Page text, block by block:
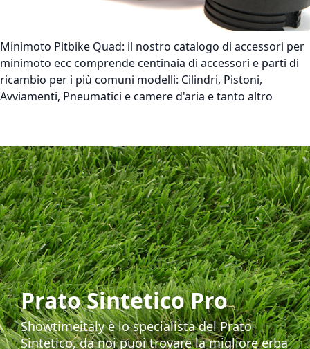
Minimoto Pitbike Quad: il nostro catalogo di accessori per
minimoto ecc comprende centinaia di accessori e parti di
ricambio per i più comuni modelli: Cilindri, Pistoni,
Avviamenti, Pneumatici e camere d'aria e tanto altro
Prato Sintetico Pro
Showtimeitaly è lo specialista del Prato
Sintetico, da noi puoi trovare la migliore erba